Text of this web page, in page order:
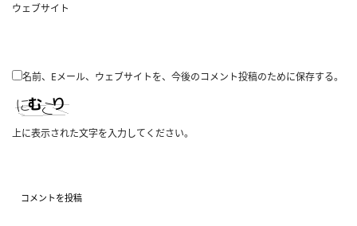
ウェブサイト
名前、Eメール、ウェブサイトを、今後のコメント投稿のために保存する。
上に表示された文字を入力してください。